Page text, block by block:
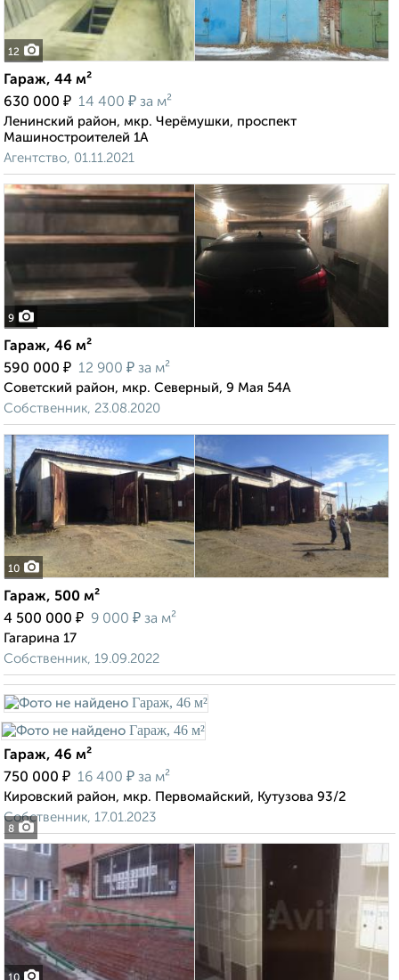
12
Гараж, 44 м²
630 000 ₽ 14 400 ₽ за м²
Ленинский район, мкр. Черёмушки, проспект
Машиностроителей 1А
Агентство, 01.11.2021
9
Гараж, 46 м²
590 000 ₽ 12 900 ₽ за м²
Советский район, мкр. Северный, 9 Мая 54А
Собственник, 23.08.2020
10
Гараж, 500 м²
4 500 000 ₽ 9 000 ₽ за м²
Гагарина 17
Собственник, 19.09.2022
8
Гараж, 46 м²
750 000 ₽ 16 400 ₽ за м²
Кировский район, мкр. Первомайский, Кутузова 93/2
Собственник, 17.01.2023